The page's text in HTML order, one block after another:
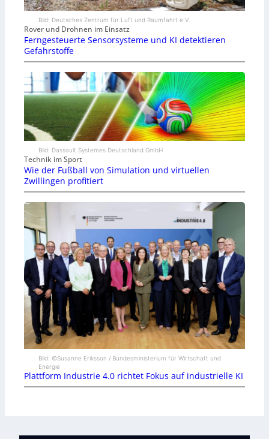
Bild: Deutsches Zentrum für Luft und Raumfahrt e.V.
Rover und Drohnen im Einsatz
Ferngesteuerte Sensorsysteme und KI detektieren
Gefahrstoffe
Bild: Dassault Systemes Deutschland GmbH
Technik im Sport
Wie der Fußball von Simulation und virtuellen
Zwillingen profitiert
Bild: ©Susanne Eriksson / Bundesministerium für Wirtschaft und
Energie
Plattform Industrie 4.0 richtet Fokus auf industrielle KI